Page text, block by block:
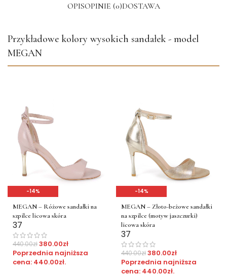
OPISOPINIE (0)DOSTAWA
Przykładowe kolory wysokich sandałek - model
MEGAN
-14%
MEGAN – Różowe sandałki na
szpilce licowa skóra
37
440.00zł380.00zł
Poprzednia najniższa
cena: 440.00zł.
-14%
MEGAN – Złoto-beżowe sandałki
na szpilce (motyw jaszczurki)
licowa skóra
37
440.00zł380.00zł
Poprzednia najniższa
cena: 440.00zł.